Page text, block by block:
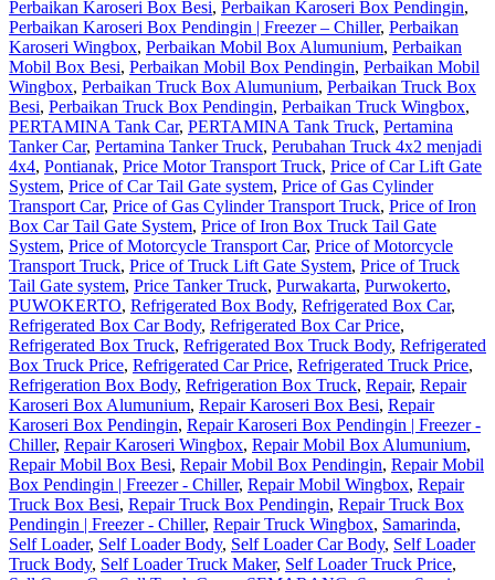
Perbaikan Karoseri Box Besi, Perbaikan Karoseri Box Pendingin,
Perbaikan Karoseri Box Pendingin | Freezer – Chiller, Perbaikan
Karoseri Wingbox, Perbaikan Mobil Box Alumunium, Perbaikan
Mobil Box Besi, Perbaikan Mobil Box Pendingin, Perbaikan Mobil
Wingbox, Perbaikan Truck Box Alumunium, Perbaikan Truck Box
Besi, Perbaikan Truck Box Pendingin, Perbaikan Truck Wingbox,
PERTAMINA Tank Car, PERTAMINA Tank Truck, Pertamina
Tanker Car, Pertamina Tanker Truck, Perubahan Truck 4x2 menjadi
4x4, Pontianak, Price Motor Transport Truck, Price of Car Lift Gate
System, Price of Car Tail Gate system, Price of Gas Cylinder
Transport Car, Price of Gas Cylinder Transport Truck, Price of Iron
Box Car Tail Gate System, Price of Iron Box Truck Tail Gate
System, Price of Motorcycle Transport Car, Price of Motorcycle
Transport Truck, Price of Truck Lift Gate System, Price of Truck
Tail Gate system, Price Tanker Truck, Purwakarta, Purwokerto,
PUWOKERTO, Refrigerated Box Body, Refrigerated Box Car,
Refrigerated Box Car Body, Refrigerated Box Car Price,
Refrigerated Box Truck, Refrigerated Box Truck Body, Refrigerated
Box Truck Price, Refrigerated Car Price, Refrigerated Truck Price,
Refrigeration Box Body, Refrigeration Box Truck, Repair, Repair
Karoseri Box Alumunium, Repair Karoseri Box Besi, Repair
Karoseri Box Pendingin, Repair Karoseri Box Pendingin | Freezer -
Chiller, Repair Karoseri Wingbox, Repair Mobil Box Alumunium,
Repair Mobil Box Besi, Repair Mobil Box Pendingin, Repair Mobil
Box Pendingin | Freezer - Chiller, Repair Mobil Wingbox, Repair
Truck Box Besi, Repair Truck Box Pendingin, Repair Truck Box
Pendingin | Freezer - Chiller, Repair Truck Wingbox, Samarinda,
Self Loader, Self Loader Body, Self Loader Car Body, Self Loader
Truck Body, Self Loader Truck Maker, Self Loader Truck Price,